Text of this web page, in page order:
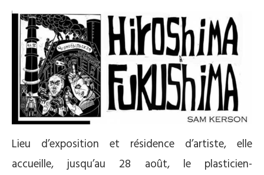
Lieu d’exposition et résidence d’artiste, elle
accueille, jusqu’au 28 août, le plasticien-